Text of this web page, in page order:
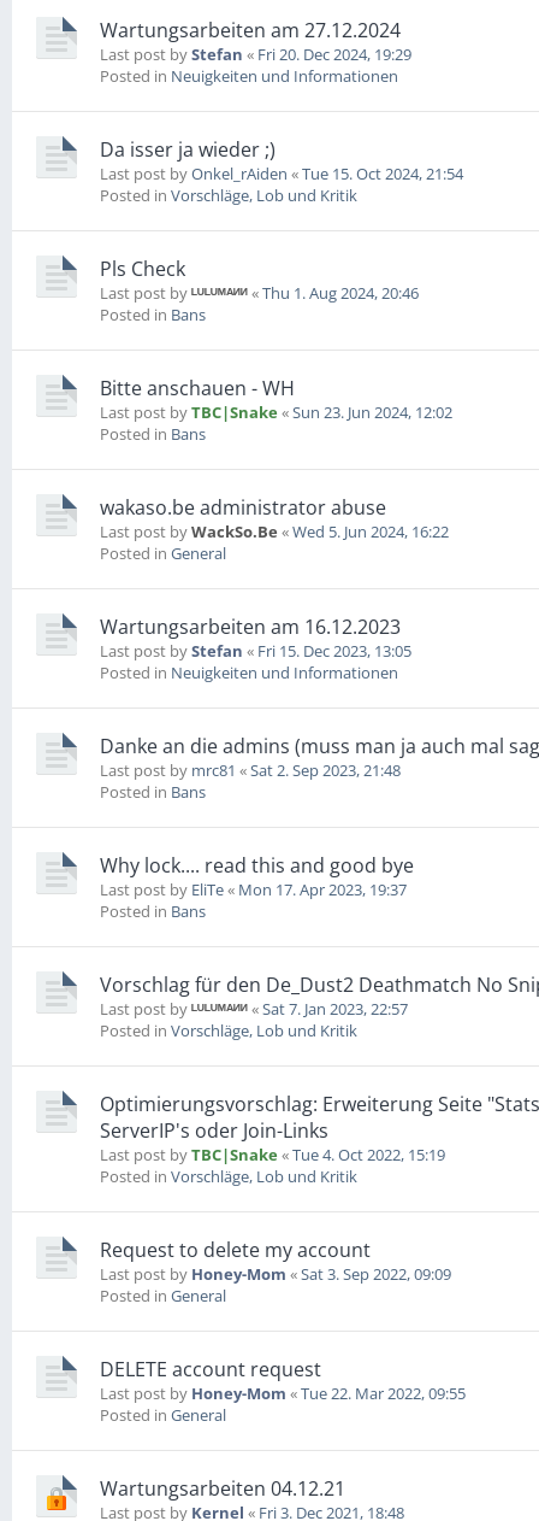
Wartungsarbeiten am 27.12.2024
Last post byStefan « Fri 20. Dec 2024, 19:29
Posted in Neuigkeiten und Informationen
Da isser ja wieder ;)
Last post byOnkel_rAiden «Tue 15. Oct 2024, 21:54
Posted in Vorschläge, Lob und Kritik
Pls Check
Last post byᴸᵁᴸᵁᴹᴬᴻᴻ«Thu 1. Aug 2024, 20:46
Posted in Bans
Bitte anschauen - WH
Last post byTBC|Snake «Sun 23. Jun 2024, 12:02
Posted in Bans
wakaso.be administrator abuse
Last post byWackSo.Be «Wed 5. Jun 2024, 16:22
Posted in General
Wartungsarbeiten am 16.12.2023
Last post byStefan « Fri 15. Dec 2023, 13:05
Posted in Neuigkeiten und Informationen
Danke an die admins (muss man ja auch mal
Last post by mrc81 «Sat 2. Sep 2023, 21:48
Posted in Bans
Why lock.... read this and good bye
Last post by EliTe« Mon 17. Apr 2023, 19:37
Posted in Bans
Vorschlag für den De_Dust2 Deathmatch No
Last post byᴸᵁᴸᵁᴹᴬᴻᴻ«Sat 7. Jan 2023, 22:57
Posted in Vorschläge, Lob und Kritik
Optimierungsvorschlag: Erweiterung Seite
ServerIP's oder Join-Links
Last post byTBC|Snake «Tue 4. Oct 2022, 15:19
Posted in Vorschläge, Lob und Kritik
Request to delete my account
Last post by Honey-Mom «Sat 3. Sep 2022, 09:09
Posted in General
DELETE account request
Last post by Honey-Mom «Tue 22. Mar 2022, 09:55
Posted in General
Wartungsarbeiten 04.12.21
Last post by Kernel « Fri 3. Dec 2021, 18:48